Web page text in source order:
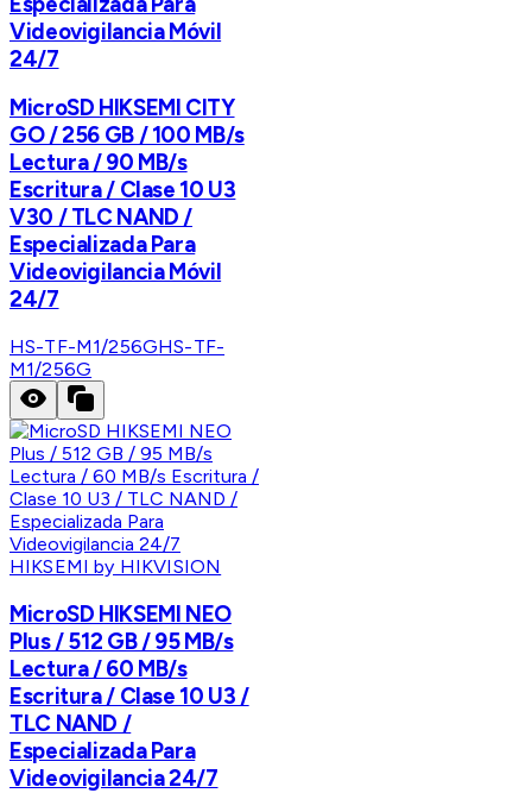
Videovigilancia Móvil
24/7
MicroSD HIKSEMI CITY
GO / 256 GB / 100 MB/s
Lectura / 90 MB/s
Escritura / Clase 10 U3
V30 / TLC NAND /
Especializada Para
Videovigilancia Móvil
24/7
HS-TF-M1/256GHS-TF-
M1/256G
HIKSEMI by HIKVISION
MicroSD HIKSEMI NEO
Plus / 512 GB / 95 MB/s
Lectura / 60 MB/s
Escritura / Clase 10 U3 /
TLC NAND /
Especializada Para
Videovigilancia 24/7